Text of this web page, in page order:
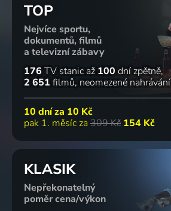
TOP
Nejvíce sportu,
dokumentů, filmů
a televizní zábavy
176 TV stanic až 100 dní zpětně
2 651 filmů neomezené nahrávání
10 dní za 10 Kč
pak 1. měsíc za 309 Kč 154 Kč
KLASIK
Nepřekonatelný
poměr cena/výkon